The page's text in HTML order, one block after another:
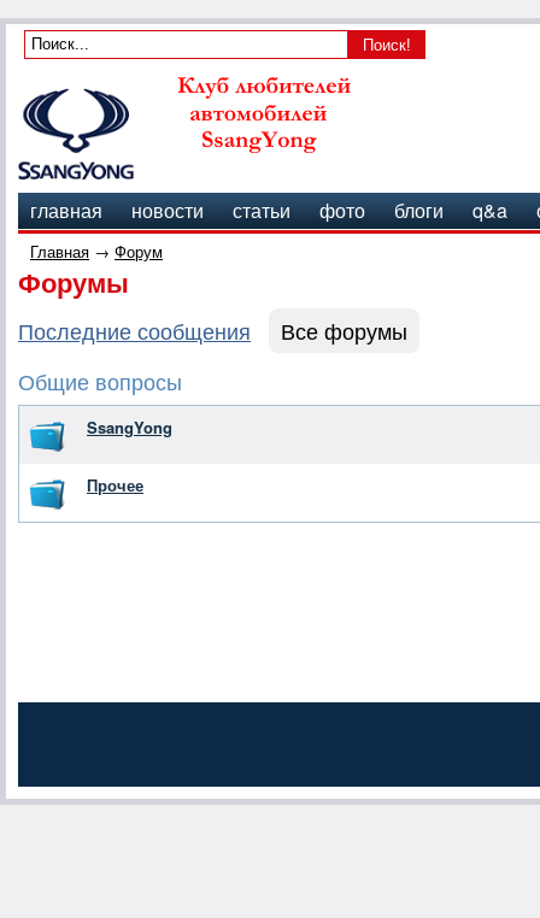
главная новости статьи фото блоги q&a
Главная → Форум
Форумы
Последние сообщения
Все форумы
Общие вопросы
SsangYong
Прочее